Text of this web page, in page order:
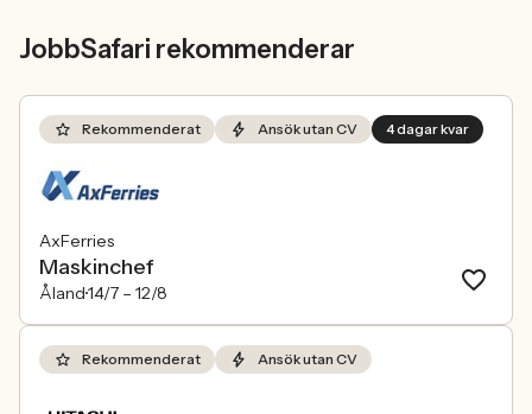
JobbSafari rekommenderar
Rekommenderat Ansök utan CV 4 dagar kvar
AxFerries
Maskinchef
Åland14/7 – 12/8
Rekommenderat Ansök utan CV